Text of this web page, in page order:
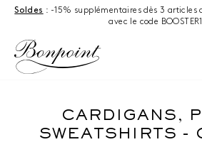
Aller directement au contenu
Soldes : -15% supplémentaires dès 3 articles
avec le code
CARDIGANS,
SWEATSHIRTS -